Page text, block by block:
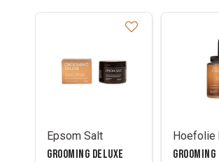
Epsom Salt
GROOMING DELUXE